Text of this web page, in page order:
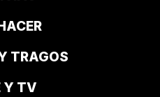
TRAGOS
Y TV